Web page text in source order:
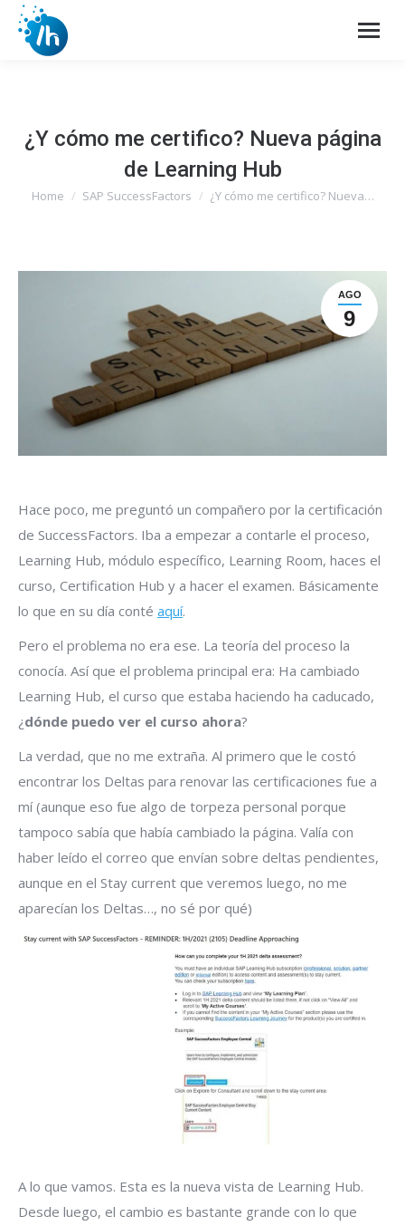
¿Y cómo me certifico? Nueva página
de Learning Hub
You are here:
Home SAP SuccessFactors ¿Y cómo me certifico? Nueva…
AGO
9
Hace poco, me preguntó un compañero por la certificación
de SuccessFactors. Iba a empezar a contarle el proceso,
Learning Hub, módulo específico, Learning Room, haces el
curso, Certification Hub y a hacer el examen. Básicamente
lo que en su día conté aquí.
Pero el problema no era ese. La teoría del proceso la
conocía. Así que el problema principal era: Ha cambiado
Learning Hub, el curso que estaba haciendo ha caducado,
¿dónde puedo ver el curso ahora?
La verdad, que no me extraña. Al primero que le costó
encontrar los Deltas para renovar las certificaciones fue a
mí (aunque eso fue algo de torpeza personal porque
tampoco sabía que había cambiado la página. Valía con
haber leído el correo que envían sobre deltas pendientes,
aunque en el Stay current que veremos luego, no me
aparecían los Deltas…, no sé por qué)
A lo que vamos. Esta es la nueva vista de Learning Hub.
Desde luego, el cambio es bastante grande con lo que